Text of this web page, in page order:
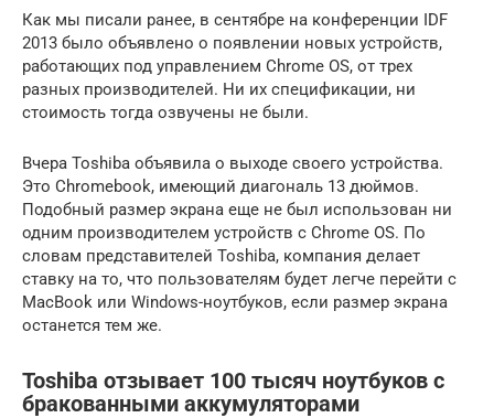
Как мы писали ранее, в сентябре на конференции IDF
2013 было объявлено о появлении новых устройств,
работающих под управлением Chrome OS, от трех
разных производителей. Ни их спецификации, ни
стоимость тогда озвучены не были.
Вчера Toshiba объявила о выходе своего устройства.
Это Chromebook, имеющий диагональ 13 дюймов.
Подобный размер экрана еще не был использован ни
одним производителем устройств с Chrome OS. По
словам представителей Toshiba, компания делает
ставку на то, что пользователям будет легче перейти с
MacBook или Windows-ноутбуков, если размер экрана
останется тем же.
Toshiba отзывает 100 тысяч ноутбуков с
бракованными аккумуляторами